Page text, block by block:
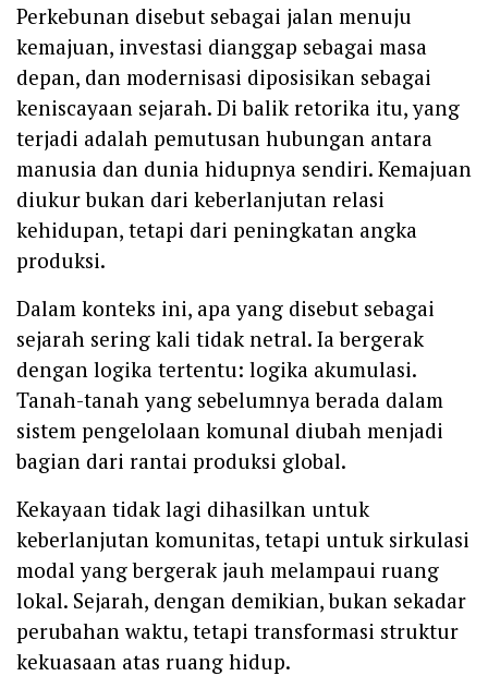
Perkebunan disebut sebagai jalan menuju
kemajuan, investasi dianggap sebagai masa
depan, dan modernisasi diposisikan sebagai
keniscayaan sejarah. Di balik retorika itu, yang
terjadi adalah pemutusan hubungan antara
manusia dan dunia hidupnya sendiri. Kemajuan
diukur bukan dari keberlanjutan relasi
kehidupan, tetapi dari peningkatan angka
produksi.
Dalam konteks ini, apa yang disebut sebagai
sejarah sering kali tidak netral. Ia bergerak
dengan logika tertentu: logika akumulasi.
Tanah-tanah yang sebelumnya berada dalam
sistem pengelolaan komunal diubah menjadi
bagian dari rantai produksi global.
Kekayaan tidak lagi dihasilkan untuk
keberlanjutan komunitas, tetapi untuk sirkulasi
modal yang bergerak jauh melampaui ruang
lokal. Sejarah, dengan demikian, bukan sekadar
perubahan waktu, tetapi transformasi struktur
kekuasaan atas ruang hidup.